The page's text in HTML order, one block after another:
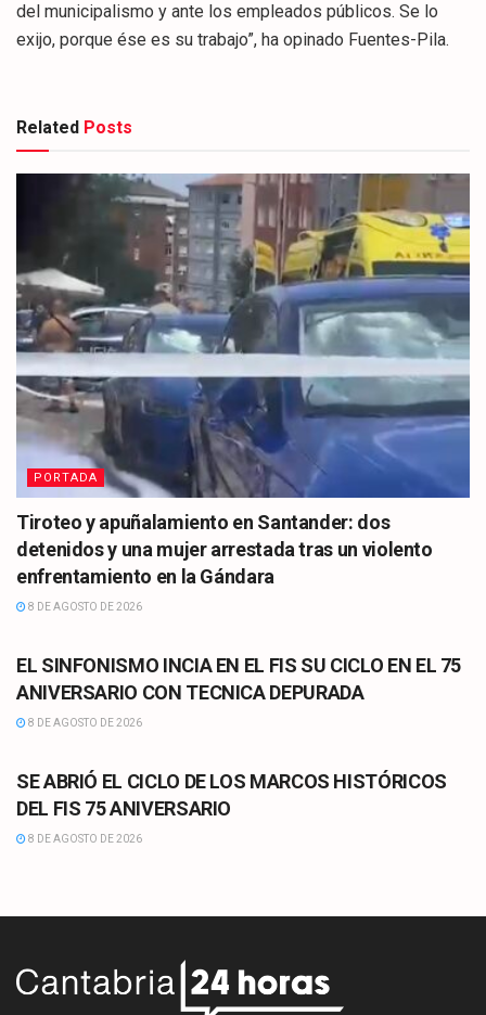
del municipalismo y ante los empleados públicos. Se lo
exijo, porque ése es su trabajo”, ha opinado Fuentes-Pila.
Related Posts
PORTADA
Tiroteo y apuñalamiento en Santander: dos
detenidos y una mujer arrestada tras un violento
enfrentamiento en la Gándara
8 DE AGOSTO DE 2026
EL SINFONISMO INCIA EN EL FIS SU CICLO EN EL 75
ANIVERSARIO CON TECNICA DEPURADA
8 DE AGOSTO DE 2026
SE ABRIÓ EL CICLO DE LOS MARCOS HISTÓRICOS
DEL FIS 75 ANIVERSARIO
8 DE AGOSTO DE 2026